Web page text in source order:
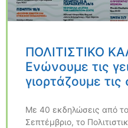
ΠΟΛΙΤΙΣΤΙΚΟ
Ενώνουμε τις
γιορτάζουμε τις
Με 40 εκδηλώσεις από
Σεπτέμβριο, το